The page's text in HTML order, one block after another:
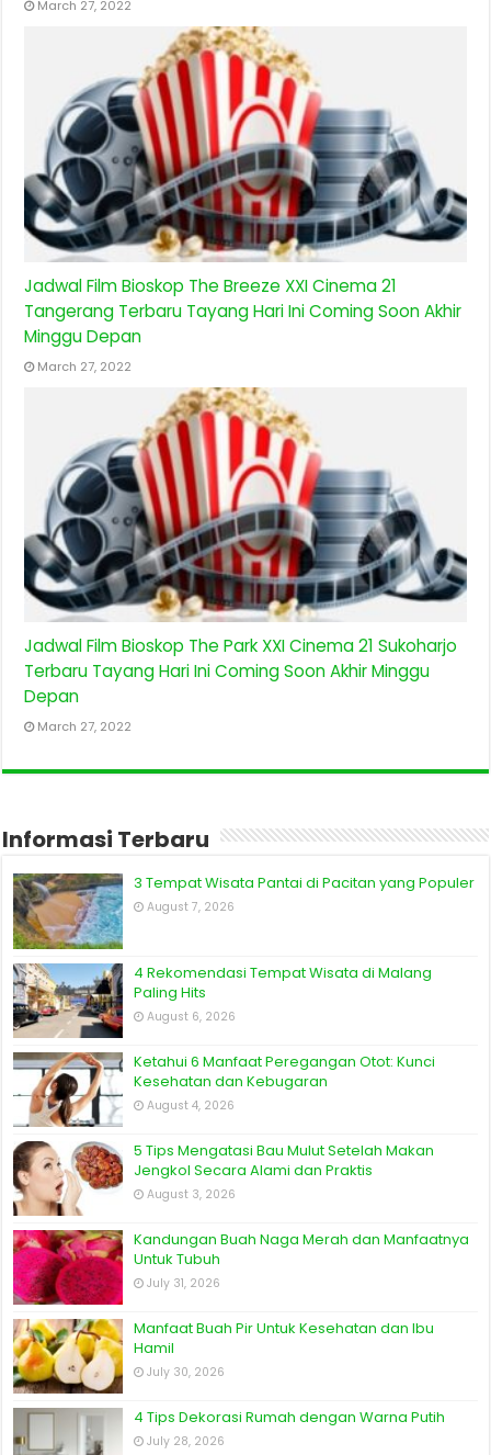
March 27, 2022
Jadwal Film Bioskop The Breeze XXI Cinema 21
Tangerang Terbaru Tayang Hari Ini Coming Soon Akhir
Minggu Depan
March 27, 2022
Jadwal Film Bioskop The Park XXI Cinema 21 Sukoharjo
Terbaru Tayang Hari Ini Coming Soon Akhir Minggu
Depan
March 27, 2022
Informasi Terbaru
3 Tempat Wisata Pantai di Pacitan yang Populer
August 7, 2026
4 Rekomendasi Tempat Wisata di Malang
Paling Hits
August 6, 2026
Ketahui 6 Manfaat Peregangan Otot: Kunci
Kesehatan dan Kebugaran
August 4, 2026
5 Tips Mengatasi Bau Mulut Setelah Makan
Jengkol Secara Alami dan Praktis
August 3, 2026
Kandungan Buah Naga Merah dan Manfaatnya
Untuk Tubuh
July 31, 2026
Manfaat Buah Pir Untuk Kesehatan dan Ibu
Hamil
July 30, 2026
4 Tips Dekorasi Rumah dengan Warna Putih
July 28, 2026